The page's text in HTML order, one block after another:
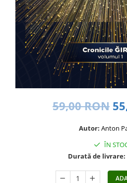
Oracole
Sănătate
Umor
Ficțiune
Viata după moarte
59,00 RON
Autor: Anton
ÎN
Durată de livrare: